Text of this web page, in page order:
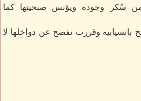
سُكر وجوده ويؤنس صبحيتها كما
وقررت تفصح عن دواخلها لا